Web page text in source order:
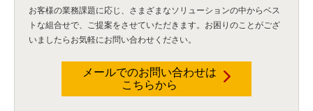
お客様の業務課題に応じ、さまざまなソリューションの中からベス
トな組合せで、
ご提案をさせていただきます。お困りのことがござ
いましたらお気軽にお問い合わせください。
メールでのお問い合わせは
こちらから